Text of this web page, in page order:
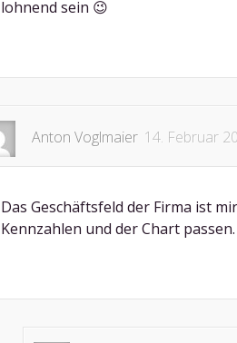
lohnend sein 😉
Anton Voglmaier 14. Februar
Das Geschäftsfeld der Firma ist
Kennzahlen und der Chart